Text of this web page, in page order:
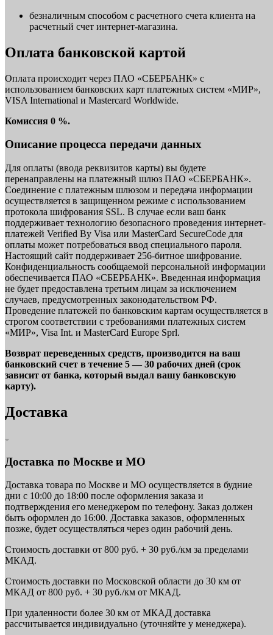
безналичным способом с расчетного счета клиента на
расчетный счет интернет-магазина.
Оплата банковской картой
Оплата происходит через ПАО «СБЕРБАНК» с
использованием банковских карт платежных систем «МИР»,
VISA International и Mastercard Worldwide.
Комиссия 0 %.
Описание процесса передачи данных
Для оплаты (ввода реквизитов карты) вы будете
перенаправлены на платежный шлюз ПАО «СБЕРБАНК».
Соединение с платежным шлюзом и передача информации
осуществляется в защищенном режиме с использованием
протокола шифрования SSL. В случае если ваш банк
поддерживает технологию безопасного проведения интернет-
платежей Verified By Visa или MasterCard SecureCode для
оплаты может потребоваться ввод специального пароля.
Настоящий сайт поддерживает 256-битное шифрование.
Конфиденциальность сообщаемой персональной информации
обеспечивается ПАО «СБЕРБАНК». Введенная информация
не будет предоставлена третьим лицам за исключением
случаев, предусмотренных законодательством РФ.
Проведение платежей по банковским картам осуществляется в
строгом соответствии с требованиями платежных систем
«МИР», Visa Int. и MasterCard Europe Sprl.
Возврат переведенных средств, производится на ваш
банковский счет в течение 5 — 30 рабочих дней (срок
зависит от банка, который выдал вашу банковскую
карту).
Доставка
Доставка по Москве и МО
Доставка товара по Москве и МО осуществляется в будние
дни с 10:00 до 18:00 после оформления заказа и
подтверждения его менеджером по телефону. Заказ должен
быть оформлен до 16:00. Доставка заказов, оформленных
позже, будет осуществляться через один рабочий день.
Стоимость доставки от 800 руб. + 30 руб./км за пределами
МКАД.
Стоимость доставки по Московской области до 30 км от
МКАД от 800 руб. + 30 руб./км от МКАД.
При удаленности более 30 км от МКАД доставка
рассчитывается индивидуально (уточняйте у менеджера).